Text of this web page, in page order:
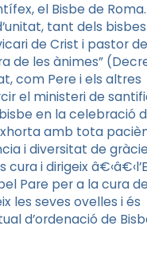
el Bisbe de Roma.
tant dels
de Crist i pastor
de les ànimes”
com Pere i els altres
el ministeri de
en la celebració
amb tota
i diversitat de
i dirigeix
Pare per a la cura
les seves ovelles i és
d’ordenació de